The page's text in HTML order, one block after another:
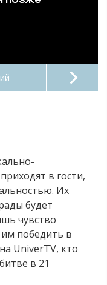
в гости,
Их
будет
чувство
победить в
UniverTV, кто
в 21